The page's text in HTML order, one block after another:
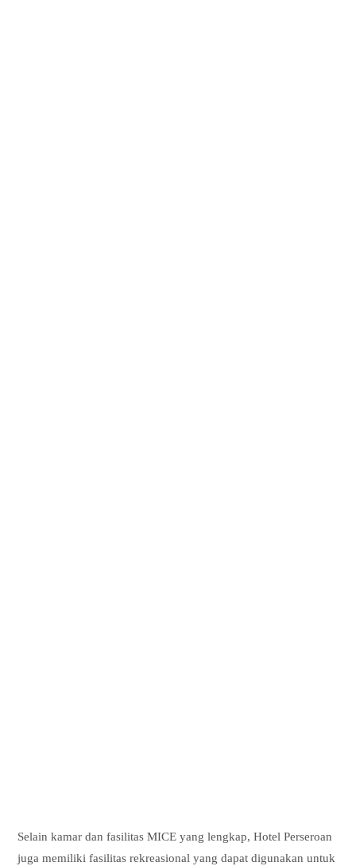
Selain kamar dan fasilitas MICE yang lengkap, Hotel Perseroan
juga memiliki fasilitas rekreasional yang dapat digunakan untuk